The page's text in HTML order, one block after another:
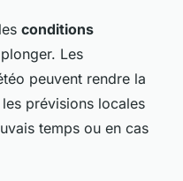
conditions
Les
peuvent rendre la
prévisions locales
temps ou en cas